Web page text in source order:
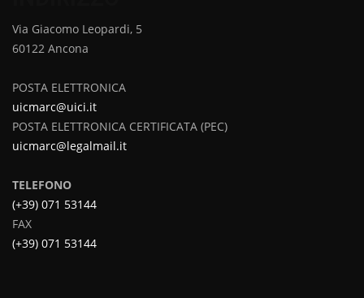
Via Giacomo Leopardi, 5
60122 Ancona
POSTA ELETTRONICA
uicmarc@uici.it
POSTA ELETTRONICA CERTIFICATA (PEC)
uicmarc@legalmail.it
TELEFONO
(+39) 071 53144
FAX
(+39) 071 53144